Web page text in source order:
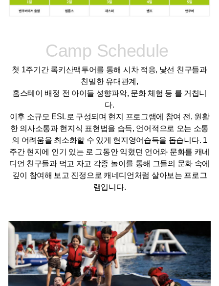
Camp Schedule
첫 1주기간 록키산맥투어를 통해 시차 적응, 낯선 친구들과
친밀한 유대관계,
홈스테이 배정 전 아이들 성향파악, 문화 체험 등 를 거칩니
다.
이후 소규모 ESL로 구성되며 현지 프로그램에 참여 전, 원활
한 의사소통과 현지식 표현법을 습득, 언어적으로 오는 소통
의 어려움을 최소화할 수 있게 현지영어습득을 돕습니다. 1
주간 현지에 인기 있는 로 그동안 익혔던 언어와 문화를 캐네
디언 친구들과 먹고 자고 각종 놀이를 통해 그들의 문화 속에
깊이 참여해 보고 진정으로 캐네디언처럼 살아보는 프로그
램입니다.